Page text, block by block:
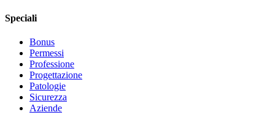
Speciali
Bonus
Permessi
Professione
Progettazione
Patologie
Sicurezza
Aziende